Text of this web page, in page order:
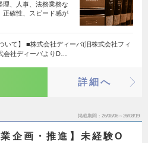
理、人事、法務業務な
正確性、スピード感が
いて】 ■株式会社ディーバ(旧株式会社フィ
会社ディーバよりD…
詳細へ
掲載期間 26/08/06～26/08/19
企画・推進】未経験O